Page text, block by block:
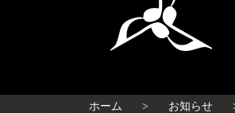
ホーム お知らせ